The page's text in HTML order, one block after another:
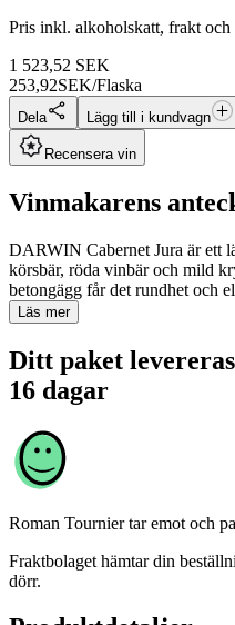
Pris inkl. alkoholskatt, frakt och
1 523,52 SEK
253,92SEK/Flaska
Dela Lägg till i kundvagn
Recensera vin
Vinmakarens
DARWIN Cabernet Jura är ett
körsbär, röda vinbär och mild
betongägg får det rundhet och
Läs mer
Ditt paket
16 dagar
Roman Tournier tar emot och
Fraktbolaget hämtar din
dörr.